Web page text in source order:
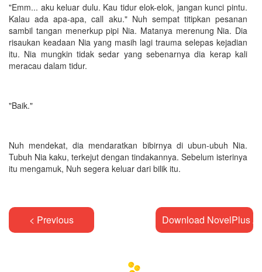
"Emm... aku keluar dulu. Kau tidur elok-elok, jangan kunci pintu.
Kalau ada apa-apa, call aku." Nuh sempat titipkan pesanan
sambil tangan menerkup pipi Nia. Matanya merenung Nia. Dia
risaukan keadaan Nia yang masih lagi trauma selepas kejadian
itu. Nia mungkin tidak sedar yang sebenarnya dia kerap kali
meracau dalam tidur.
"Baik."
Nuh mendekat, dia mendaratkan bibirnya di ubun-ubuh Nia.
Tubuh Nia kaku, terkejut dengan tindakannya. Sebelum isterinya
itu mengamuk, Nuh segera keluar dari bilik itu.
< Previous Download NovelPlus